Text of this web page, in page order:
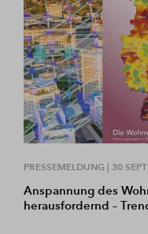
PRESSEMELDUNG | 30
Anspannung des
herausfordernd –